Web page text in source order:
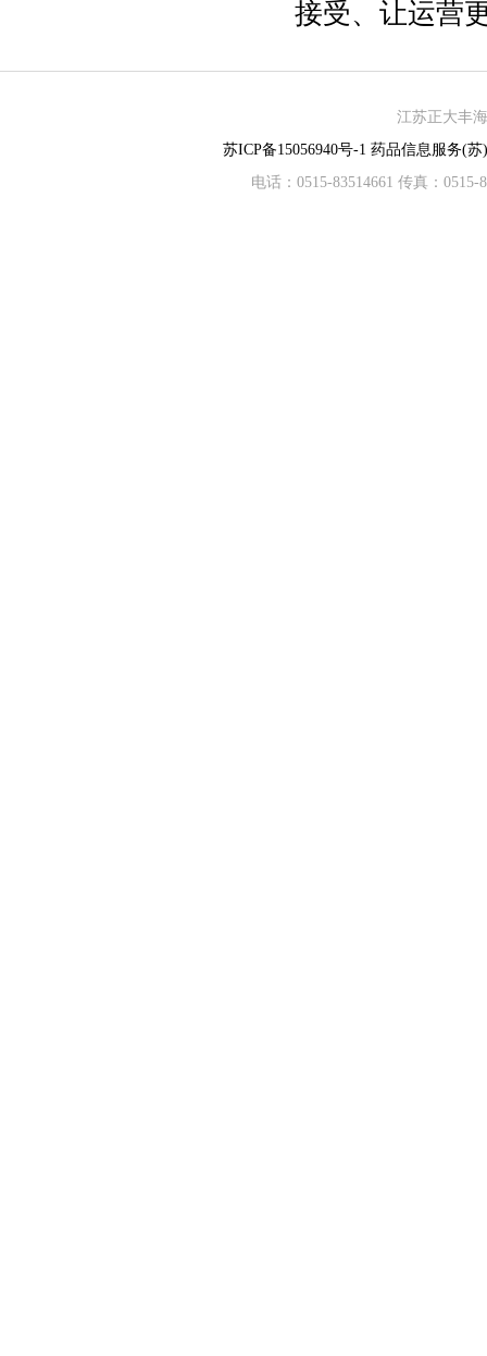
接受、让运营
江苏正大丰
苏ICP备15056940号-1 药品信息服务(苏
电话：0515-83514661 传真：